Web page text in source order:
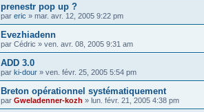
prenestr pop up ?
par eric » mar. avr. 12, 2005 9:22 pm
Evezhiadenn
par Cédric » ven. avr. 08, 2005 9:31 am
ADD 3.0
par ki-dour » ven. févr. 25, 2005 5:54 pm
Breton opérationnel systématiquement
par Gweladenner-kozh » lun. févr. 21, 2005 4:38 pm